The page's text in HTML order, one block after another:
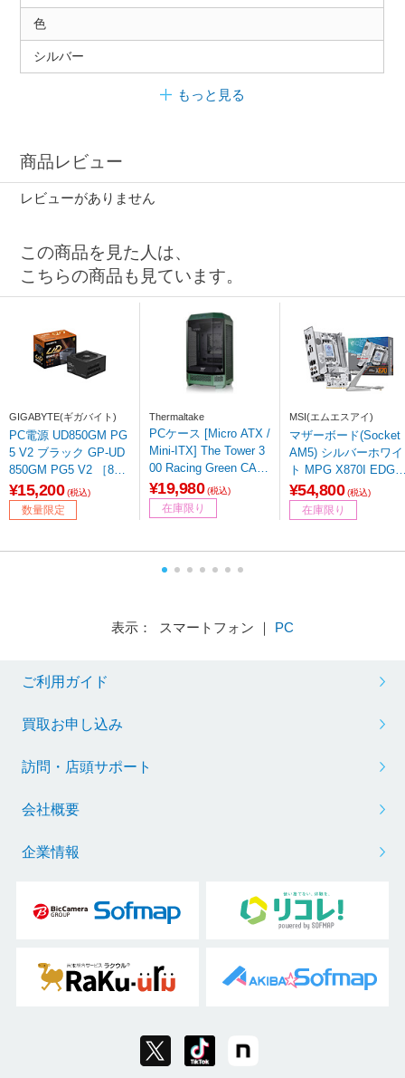
色
シルバー
もっと見る
商品レビュー
レビューがありません
この商品を見た人は、
こちらの商品も見ています。
GIGABYTE(ギガバイト)
PC電源 UD850GM PG
5 V2 ブラック GP-UD
850GM PG5 V2 ［850
W /ATX /80PLUS Gol
d］ 【sof001】
¥15,200 (税込)
数量限定
Thermaltake
PCケース [Micro ATX /
Mini-ITX] The Tower 3
00 Racing Green CA-1
Y4-00SCWN-00
¥19,980 (税込)
在庫限り
MSI(エムエスアイ)
マザーボード(Socket
AM5) シルバーホワイ
ト MPG X870I EDGE
TI EVO WIFI ［MiniIT
X］
¥54,800 (税込)
在庫限り
表示： スマートフォン ｜ PC
ご利用ガイド
買取お申し込み
訪問・店頭サポート
会社概要
企業情報